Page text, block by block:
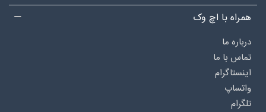
همراه با اچ وک
درباره‌ ما
تماس با ما
اینستاگرام
واتساپ
تلگرام